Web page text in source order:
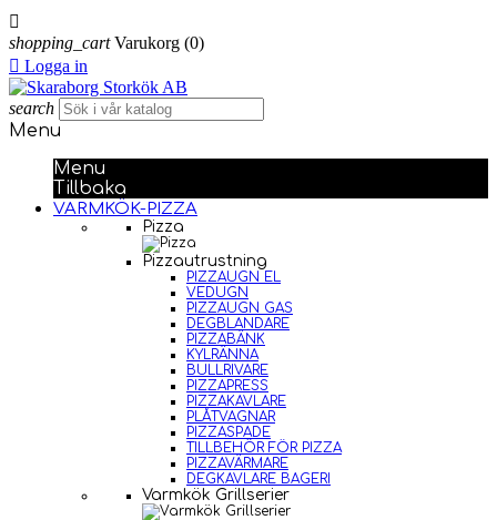

shopping_cart Varukorg (0)
 Logga in
search
Menu
Menu
Tillbaka
VARMKÖK-PIZZA
Pizza
Pizzautrustning
PIZZAUGN EL
VEDUGN
PIZZAUGN GAS
DEGBLANDARE
PIZZABÄNK
KYLRÄNNA
BULLRIVARE
PIZZAPRESS
PIZZAKAVLARE
PLÅTVAGNAR
PIZZASPADE
TILLBEHÖR FÖR PIZZA
PIZZAVÄRMARE
DEGKAVLARE BAGERI
Varmkök Grillserier